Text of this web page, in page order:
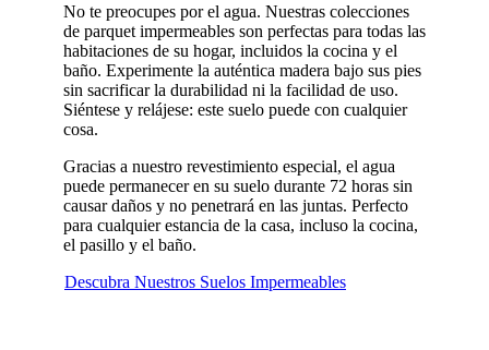
No te preocupes por el agua. Nuestras colecciones
de parquet impermeables son perfectas para todas las
habitaciones de su hogar, incluidos la cocina y el
baño. Experimente la auténtica madera bajo sus pies
sin sacrificar la durabilidad ni la facilidad de uso.
Siéntese y relájese: este suelo puede con cualquier
cosa.
Gracias a nuestro revestimiento especial, el agua
puede permanecer en su suelo durante 72 horas sin
causar daños y no penetrará en las juntas. Perfecto
para cualquier estancia de la casa, incluso la cocina,
el pasillo y el baño.
Descubra Nuestros Suelos Impermeables